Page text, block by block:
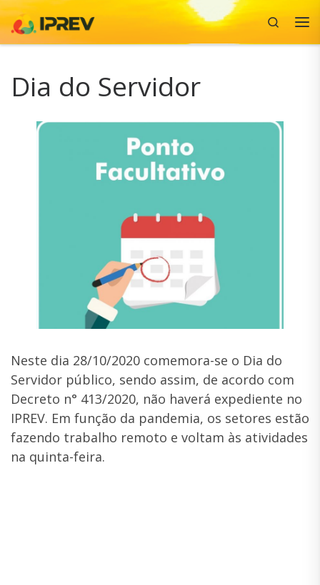
Skip to content
Search
Dia do Servidor
Neste dia 28/10/2020 comemora-se o Dia do
Servidor público, sendo assim, de acordo com
Decreto n° 413/2020, não haverá expediente no
IPREV. Em função da pandemia, os setores estão
fazendo trabalho remoto e voltam às atividades
na quinta-feira.